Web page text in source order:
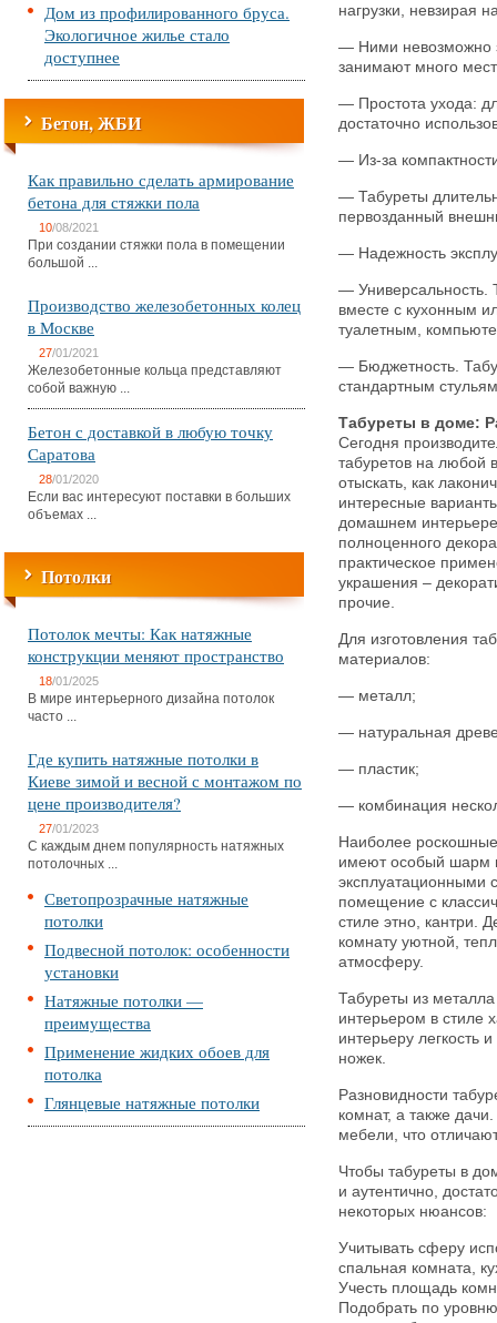
Дом из профилированного бруса.
Экологичное жилье стало
доступнее
Бетон, ЖБИ
Как правильно сделать армирование
бетона для стяжки пола
10/08/2021
При создании стяжки пола в помещении
большой ...
Производство железобетонных колец
в Москве
27/01/2021
Железобетонные кольца представляют
собой важную ...
Бетон с доставкой в любую точку
Саратова
28/01/2020
Если вас интересуют поставки в больших
объемах ...
Потолки
Потолок мечты: Как натяжные
конструкции меняют пространство
18/01/2025
В мире интерьерного дизайна потолок
часто ...
Где купить натяжные потолки в
Киеве зимой и весной с монтажом по
цене производителя?
27/01/2023
С каждым днем популярность натяжных
потолочных ...
Светопрозрачные натяжные
потолки
Подвесной потолок: особенности
установки
Натяжные потолки —
преимущества
Применение жидких обоев для
потолка
Глянцевые натяжные потолки
нагрузки, невзирая
— Ними невозможно
занимают много
— Простота ухода:
достаточно
— Из-за
— Табуреты
первозданный
— Надежность
— Универсальность.
вместе с кухонным
туалетным,
— Бюджетность.
стандартным
Табуреты в доме:
Сегодня
табуретов на любой
отыскать, как
интересные
домашнем интерьере
полноценного
практическое
украшения –
прочие.
Для изготовления
материалов:
— металл;
— натуральная
— пластик;
— комбинация
Наиболее
имеют особый шарм
эксплуатационными
помещение с
стиле этно, кантри.
комнату уютной,
атмосферу.
Табуреты из
интерьером в стиле
интерьеру легкость
ножек.
Разновидности
комнат, а также
мебели, что
Чтобы табуреты в
и аутентично,
некоторых нюансов:
Учитывать сферу
спальная комната,
Учесть площадь
Подобрать по